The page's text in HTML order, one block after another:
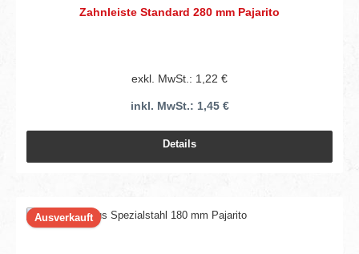
Zahnleiste Standard 280 mm Pajarito
exkl. MwSt.: 1,22 €
inkl. MwSt.: 1,45 €
Details
Ausverkauft